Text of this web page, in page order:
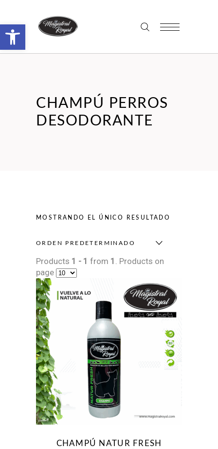
Abrir barra de herramientas
CHAMPÚ PERROS
DESODORANTE
MOSTRANDO EL ÚNICO RESULTADO
ORDEN PREDETERMINADO
Products 1 - 1 from 1 . Products on
page
CHAMPÚ NATUR FRESH